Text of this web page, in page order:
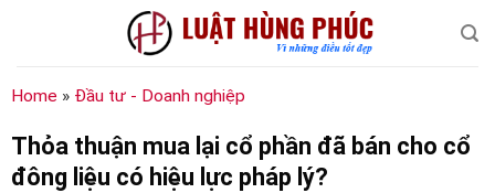
dung
Home » Đầu tư - Doanh nghiệp
Thỏa thuận mua lại cổ phần đã bán cho cổ
đông liệu có hiệu lực pháp lý?